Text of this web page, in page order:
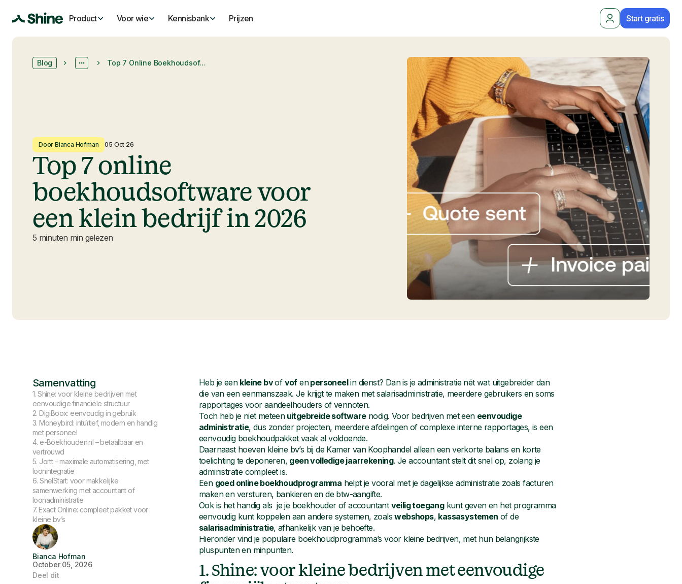
Product Voor wie Kennisbank Prijzen Start gratis
Blog Top 7 Online Boekhoudsoftware Voor Een Klein Bedrijf In 2026
Door Bianca Hofman 05 Oct 26
Top 7 online
boekhoudsoftware voor
een klein bedrijf in 2026
5 minuten min gelezen
Samenvatting
1. Shine: voor kleine bedrijven met
eenvoudige financiële structuur
2. DigiBoox: eenvoudig in gebruik
3. Moneybird: intuïtief, modern en handig
met personeel
4. e-Boekhouden.nl – betaalbaar en
vertrouwd
5. Jortt – maximale automatisering, met
loonintegratie
6. SnelStart: voor makkelijke
samenwerking met accountant of
loonadministratie
7. Exact Online: compleet pakket voor
kleine bv’s
Bianca Hofman
October 05, 2026
Deel dit
Heb je een kleine bvof vofenpersoneelin dienst? Dan is je administratie nét wat uitgebreider dan
die van een eenmanszaak. Je krijgt te maken met salarisadministratie, meerdere gebruikers en soms
rapportages voor aandeelhouders of vennoten.
Toch heb je niet meteenuitgebreide softwarenodig. Voor bedrijven met een eenvoudige
administratie, dus zonder projecten, meerdere afdelingen of complexe interne rapportages, is een
eenvoudig boekhoudpakket vaak al voldoende.
Daarnaast hoeven kleine bv’s bij de Kamer van Koophandel alleen een verkorte balans en korte
toelichting te deponeren, geen volledige jaarrekening. Je accountant stelt dit snel op, zolang je
administratie compleet is.
Een goed online boekhoudprogramma helpt je vooral met je dagelijkse administratie zoals facturen
maken en versturen, bankieren en de btw-aangifte.
Ook is het handig als je je boekhouder of accountant veilig toegangkunt geven en het programma
eenvoudig kunt koppelen aan andere systemen, zoalswebshops, kassasystemen of de
salarisadministratie, afhankelijk van je behoefte.
Hieronder vind je populaire boekhoudprogramma’s voor kleine bedrijven, met hun belangrijkste
pluspunten en minpunten.
1. Shine: voor kleine bedrijven met eenvoudige